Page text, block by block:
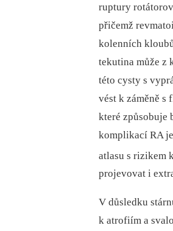
ruptury
přičemž
kolenních
tekutina může z
této cysty s
vést k záměně s
které způsobuje
komplikací RA
atlasu s rizikem
projevovat i
V důsledku
k atrofiím a